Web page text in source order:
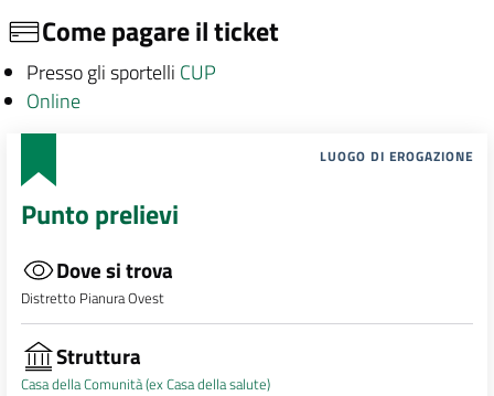
Come pagare il ticket
Presso gli sportelli CUP
Online
LUOGO DI EROGAZIONE
Punto prelievi
Dove si trova
Distretto Pianura Ovest
Struttura
Casa della Comunità (ex Casa della salute)